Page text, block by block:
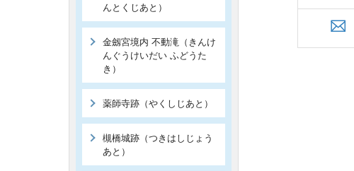
んとくじあと）
金劔宮境内 不動滝（きんけ
んぐうけいだい ふどうた
き）
薬師寺跡（やくしじあと）
槻橋城跡（つきはしじょう
あと）